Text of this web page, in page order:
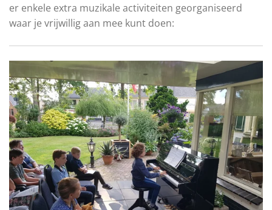
er enkele extra muzikale activiteiten georganiseerd
waar je vrijwillig aan mee kunt doen: